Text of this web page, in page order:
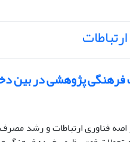
پژوهشی در بین
فناوری ارتباطات و رشد